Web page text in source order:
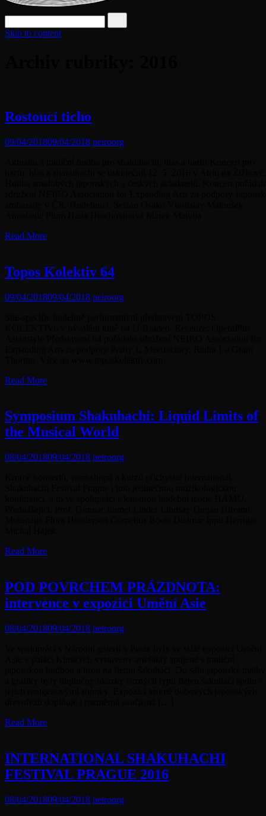
Skip to content
Rostoucí ticho
09/04/201809/04/2018 neiroorg
Read More
Topos Kolektiv 64
09/04/201809/04/2018 neiroorg
Read More
Symposium Shakuhachi: Liquid Limits of
the Musical World
08/04/201809/04/2018 neiroorg
Read More
POD POVRCHEM PRÁZDNOTA:
intervence v expozici Umění Asie
08/04/201809/04/2018 neiroorg
Read More
INTERNATIONAL SHAKUHACHI
FESTIVAL PRAGUE 2016
08/04/201809/04/2018 neiroorg